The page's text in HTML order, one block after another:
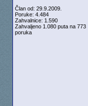
Član od: 29.9.2009.
Poruke: 4.484
Zahvalnice: 1.590
Zahvaljeno 1.080 puta na 773
poruka